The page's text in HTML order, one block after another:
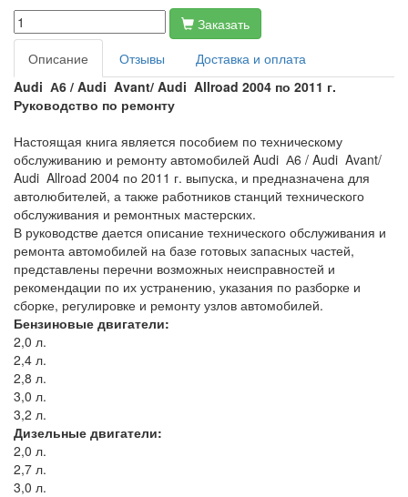
Заказать
Описание
Отзывы
Доставка и оплата
Audi А6 / Audi Avant/ Audi Allroad 2004 по 2011 г.
Руководство по ремонту
Настоящая книга является пособием по техническому
обслуживанию и ремонту автомобилей Audi А6 / Audi Avant/
Audi Allroad 2004 по 2011 г. выпуска, и предназначена для
автолюбителей, а также работников станций технического
обслуживания и ремонтных мастерских.
В руководстве дается описание технического обслуживания и
ремонта автомобилей на базе готовых запасных частей,
представлены перечни возможных неисправностей и
рекомендации по их устранению, указания по разборке и
сборке, регулировке и ремонту узлов автомобилей.
Бензиновые двигатели:
2,0 л.
2,4 л.
2,8 л.
3,0 л.
3,2 л.
Дизельные двигатели:
2,0 л.
2,7 л.
3,0 л.